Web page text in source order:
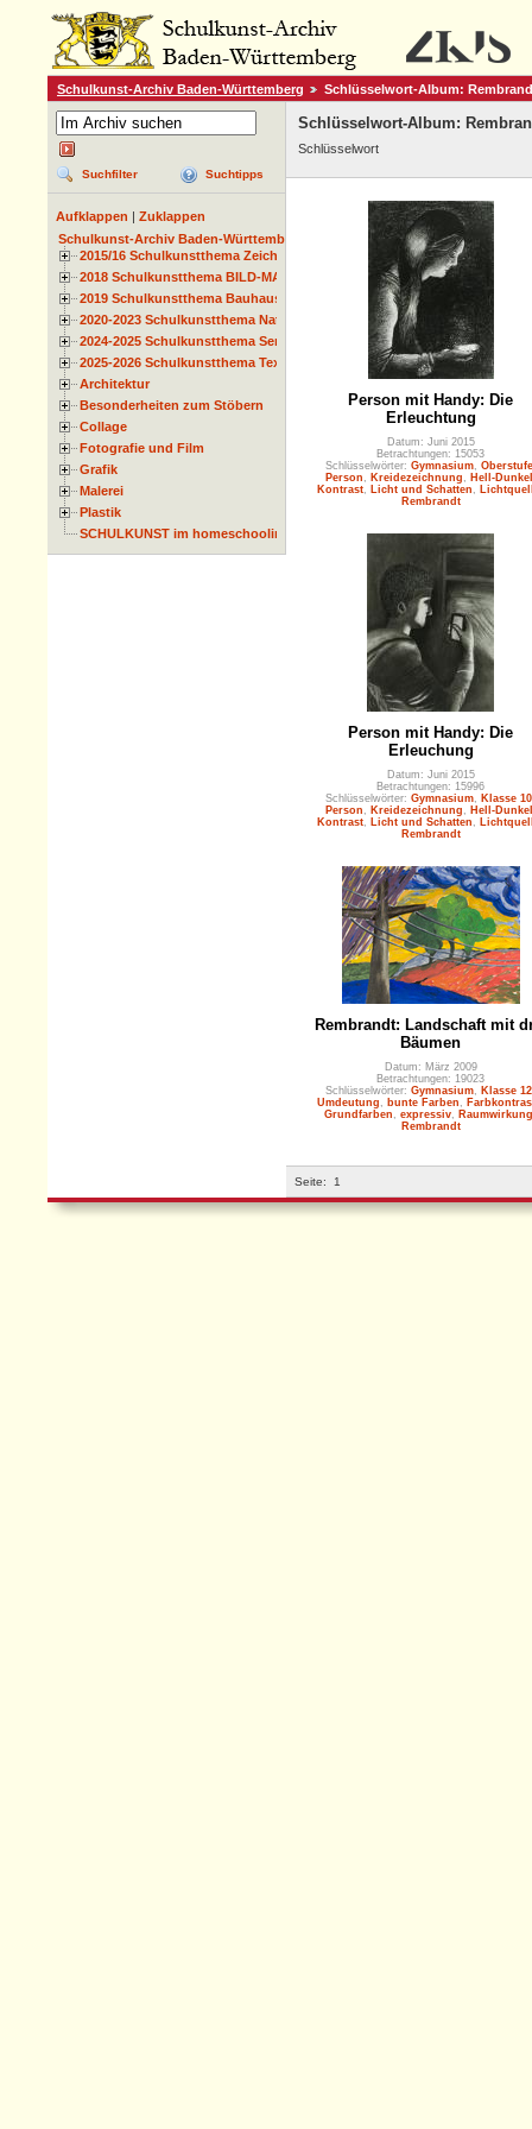
Schulkunst-Archiv Baden-Württemberg Schlüsselwort-Album:
Suchfilter Suchtipps
Aufklappen
Zuklappen
Schulkunst-Archiv Baden-Württemberg
2015/16 Schulkunstthema Zeichnen
2018 Schulkunstthema BILD-MATERIAL-OBJEKT
2019 Schulkunstthema Bauhaus
2020-2023 Schulkunstthema Natur und Zeit
2024-2025 Schulkunstthema Serie
2025-2026 Schulkunstthema Textil
Architektur
Besonderheiten zum Stöbern
Collage
Fotografie und Film
Grafik
Malerei
Plastik
SCHULKUNST im homeschooling
Schlüsselwort-Album:
Schlüsselwort
Person mit Handy: Die
Erleuchtung
Datum: Juni 2015
Betrachtungen: 15053
Schlüsselwörter: Gymnasium, Oberstufe
Person
Kreidezeichnung
Hell-
Kontrast
Licht und Schatten
Rembrandt
Person mit Handy: Die
Erleuchung
Datum: Juni 2015
Betrachtungen: 15996
Schlüsselwörter: Gymnasium
Klasse 10
Person
Kreidezeichnung
Hell-
Kontrast
Licht und Schatten
Rembrandt
Rembrandt: Landschaft mit
Bäumen
Datum: März 2009
Betrachtungen: 19023
Schlüsselwörter: Gymnasium
Klasse 12
Umdeutung
bunte Farben
Grundfarben
expressiv
Raumwirkung
Rembrandt
Seite: 1